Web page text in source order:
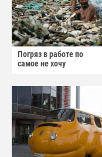
Погряз в работе по
самое не хочу